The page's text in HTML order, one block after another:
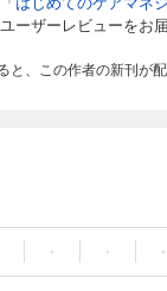
ーザーレビューをお
と、この作者の新刊が
・ ・ ・